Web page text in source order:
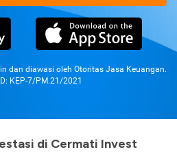
dan diawasi oleh Otoritas Jasa Keuangan.
KEP-7/PM.21/2021
di Cermati Invest